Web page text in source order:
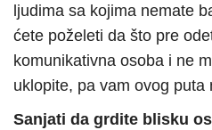
ljudima sa kojima nemate
ćete poželeti da što pre
komunikativna osoba i ne
uklopite, pa vam ovog puta
Sanjati da grdite blisku